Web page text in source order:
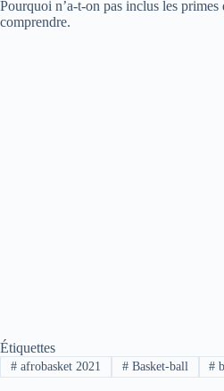
Pourquoi n’a-t-on pas inclus les
comprendre.
Étiquettes
#afrobasket 2021 #Basket-ball #